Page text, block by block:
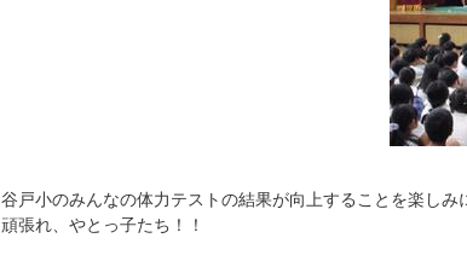
谷戸小のみんなの体力テストの結果が向上することを楽しみ
頑張れ、やとっ子たち！！